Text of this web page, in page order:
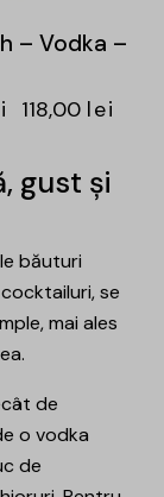
– Vodka –
118,00 lei
gust și
băuturi
se
mai ales
de
o vodka
de